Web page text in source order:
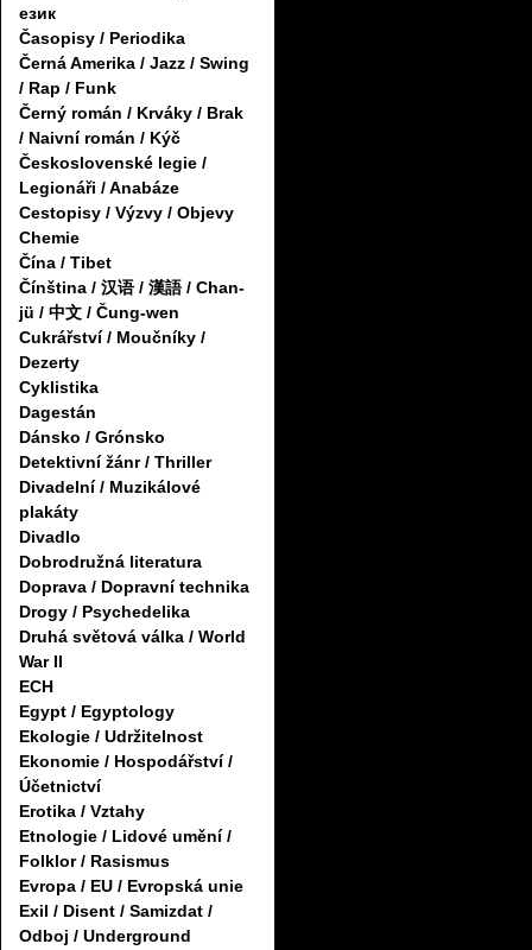
език
Časopisy / Periodika
Černá Amerika / Jazz / Swing
/ Rap / Funk
Černý román / Krváky / Brak
/ Naivní román / Kýč
Československé legie /
Legionáři / Anabáze
Cestopisy / Výzvy / Objevy
Chemie
Čína / Tibet
Čínština / 汉语 / 漢語 / Chan-
jü / 中文 / Čung-wen
Cukrářství / Moučníky /
Dezerty
Cyklistika
Dagestán
Dánsko / Grónsko
Detektivní žánr / Thriller
Divadelní / Muzikálové
plakáty
Divadlo
Dobrodružná literatura
Doprava / Dopravní technika
Drogy / Psychedelika
Druhá světová válka / World
War II
ECH
Egypt / Egyptology
Ekologie / Udržitelnost
Ekonomie / Hospodářství /
Účetnictví
Erotika / Vztahy
Etnologie / Lidové umění /
Folklor / Rasismus
Evropa / EU / Evropská unie
Exil / Disent / Samizdat /
Odboj / Underground